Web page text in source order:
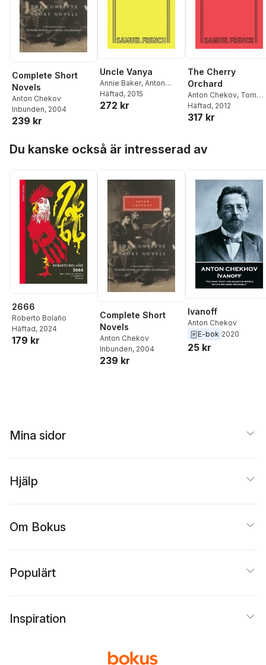
Complete Short
Novels
Anton Chekov
Inbunden, 2004
239 kr
Uncle Vanya
Annie Baker, Anton
Chekov
Häftad, 2015
272 kr
The Cherry
Orchard
Anton Chekov, Tom
Stoppard
Häftad, 2012
317 kr
Du kanske också är intresserad av
2666
Roberto Bolaño
Häftad, 2024
179 kr
Complete Short
Novels
Anton Chekov
Inbunden, 2004
239 kr
Ivanoff
Anton Chekov
E-bok 2020
25 kr
Mina sidor
Hjälp
Om Bokus
Populärt
Inspiration